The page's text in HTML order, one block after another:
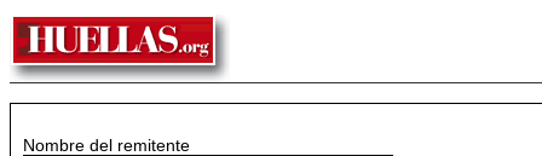
Nombre del remitente